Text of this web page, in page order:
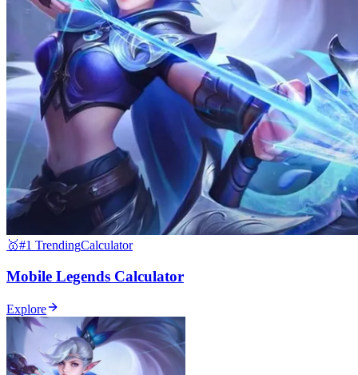
🥇#1 TrendingCalculator
Mobile Legends Calculator
Explore